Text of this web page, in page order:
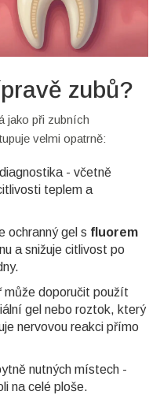
zubů?
jako při zubních
velmi opatrně:
- včetně
teplem a
ochranný gel s fluorem
a snižuje citlivost po
může doporučit použít
gel nebo roztok, který
nervovou reakci přímo
nutných místech -
na celé ploše.